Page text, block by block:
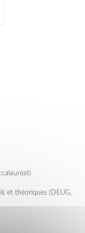
et théoriques (DEUG,